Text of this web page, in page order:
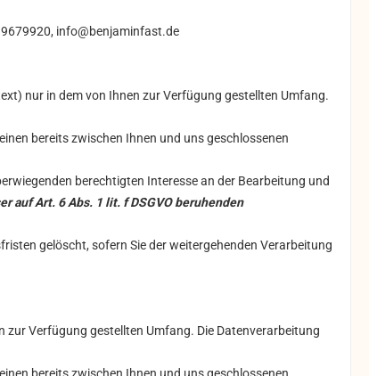
info@benjaminfast.de
nur in dem von Ihnen zur Verfügung gestellten Umfang.
bereits zwischen Ihnen und uns geschlossenen
berechtigten Interesse an der Bearbeitung und
auf Art. 6 Abs. 1 lit. f DSGVO beruhenden
gelöscht, sofern Sie der weitergehenden Verarbeitung
Verfügung gestellten Umfang. Die Datenverarbeitung